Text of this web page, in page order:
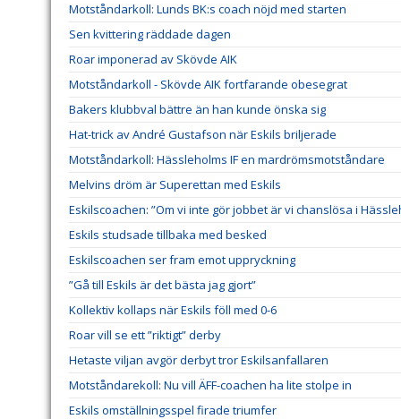
Motståndarkoll: Lunds BK:s coach nöjd med starten
Sen kvittering räddade dagen
Roar imponerad av Skövde AIK
Motståndarkoll - Skövde AIK fortfarande obesegrat
Bakers klubbval bättre än han kunde önska sig
Hat-trick av André Gustafson när Eskils briljerade
Motståndarkoll: Hässleholms IF en mardrömsmotståndare
Melvins dröm är Superettan med Eskils
Eskilscoachen: ”Om vi inte gör jobbet är vi chanslösa i
Eskils studsade tillbaka med besked
Eskilscoachen ser fram emot uppryckning
”Gå till Eskils är det bästa jag gjort”
Kollektiv kollaps när Eskils föll med 0-6
Roar vill se ett ”riktigt” derby
Hetaste viljan avgör derbyt tror Eskilsanfallaren
Motståndarekoll: Nu vill ÄFF-coachen ha lite stolpe in
Eskils omställningsspel firade triumfer